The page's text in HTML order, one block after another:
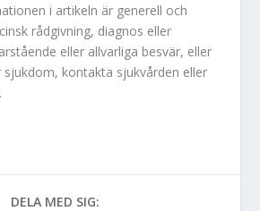
i artikeln är generell och
rådgivning, diagnos eller
eller allvarliga besvär, eller
kontakta sjukvården eller
DELA MED SIG: